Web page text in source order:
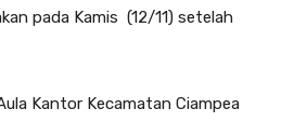
pada Kamis (12/11) setelah
Kantor Kecamatan Ciampea